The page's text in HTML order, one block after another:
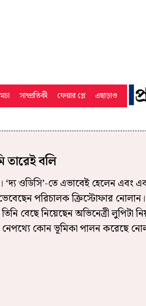
সাম্প্রতিকী ফেয়ার প্লে এছাড়াও
বলি
ওডিসি’-তে এভাবেই হেলেন এবং
ভেবেছেন পরিচালক ক্রিস্টোফার
বেছে নিয়েছেন অভিনেত্রী লুপিটা
নেপথ্যে কোন ভূমিকা পালন করেছে